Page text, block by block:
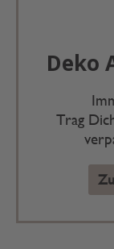
Deko
Trag